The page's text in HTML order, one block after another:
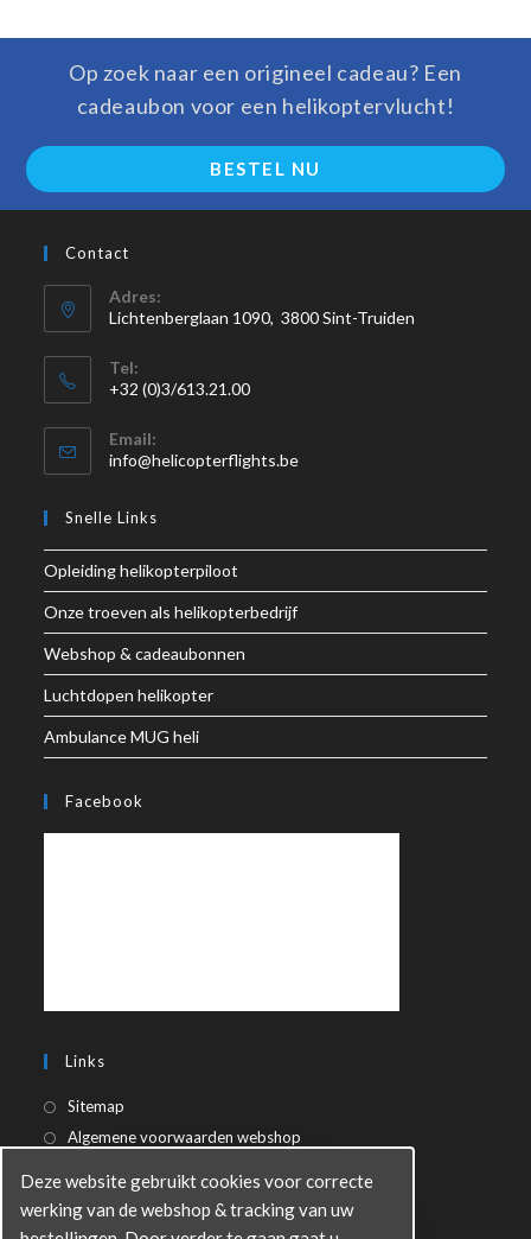
Op zoek naar een origineel cadeau? Een
cadeaubon voor een helikoptervlucht!
BESTEL NU
Contact
Adres:
Lichtenberglaan 1090, 3800 Sint-Truiden
Tel:
+32 (0)3/613.21.00
Email:
info@helicopterflights.be
Snelle Links
Opleiding helikopterpiloot
Onze troeven als helikopterbedrijf
Webshop & cadeaubonnen
Luchtdopen helikopter
Ambulance MUG heli
Facebook
Links
Sitemap
Algemene voorwaarden webshop
Deze website gebruikt cookies voor correcte
werking van de webshop & tracking van uw